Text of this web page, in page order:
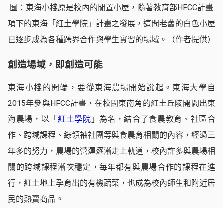
圖：東海小棧原是校內的閒置小屋，隨著教育部HFCC計畫
項下的東海「紅土學院」計畫之發展，這間老舊的白色小屋
已逐步成為各種跨界合作與學生實習的場域。（作者提供）
創造場域，即創造可能
東海小棧的開端，要從東海農場開始說起。東海大學自
2015年參與HFCC計畫，在校園東南角的紅土丘陵開闢出東
海農場，以「 紅土學院 」為名，結合了食農教育、社區合
作、跨域課程、綠領袖社團等與食農育相關的內容，經過三
年多的努力，農場的營運逐漸走上軌道，校內許多與農場相
關的跨域課程漸次穩定，每年都有與農場合作的課程在進
行，紅土地上孕育出的有機蔬菜，也成為校內師生和附近居
民的熱賣商品。